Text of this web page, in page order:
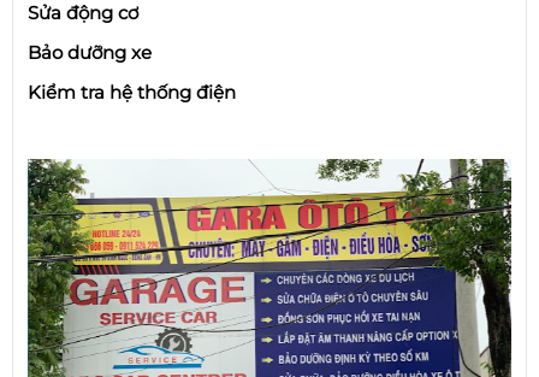
Sửa động cơ
Bảo dưỡng xe
Kiểm tra hệ thống điện